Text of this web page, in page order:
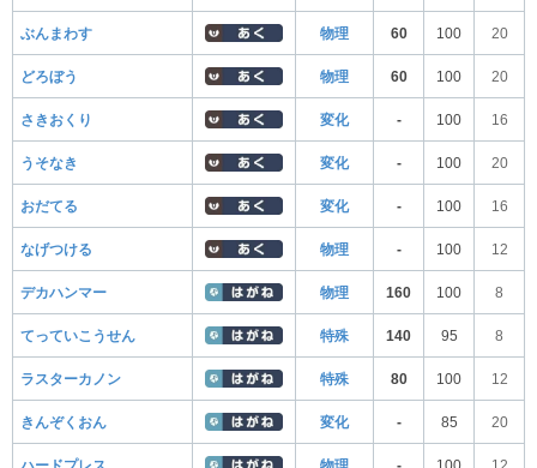
ぶんまわす 物理 60 100 20
どろぼう 物理 60 100 20
さきおくり 変化 - 100 16
うそなき 変化 - 100 20
おだてる 変化 - 100 16
なげつける 物理 - 100 12
デカハンマー 物理 160 100 8
てっていこうせん 特殊 140 95 8
ラスターカノン 特殊 80 100 12
きんぞくおん 変化 - 85 20